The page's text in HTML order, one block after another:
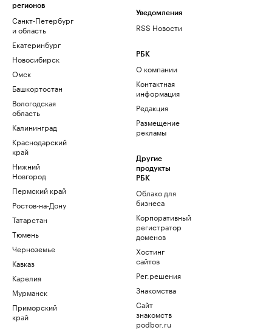
регионов
Санкт-Петербург
и область
Екатеринбург
Новосибирск
Омск
Башкортостан
Вологодская
область
Калининград
Краснодарский
край
Нижний
Новгород
Пермский край
Ростов-на-Дону
Татарстан
Тюмень
Черноземье
Кавказ
Карелия
Мурманск
Приморский
край
Уведомления
RSS Новости
РБК
О компании
Контактная
информация
Редакция
Размещение
рекламы
Другие
продукты
РБК
Облако для
бизнеса
Корпоративный
регистратор
доменов
Хостинг
сайтов
Рег.решения
Знакомства
Сайт
знакомств
podbor.ru